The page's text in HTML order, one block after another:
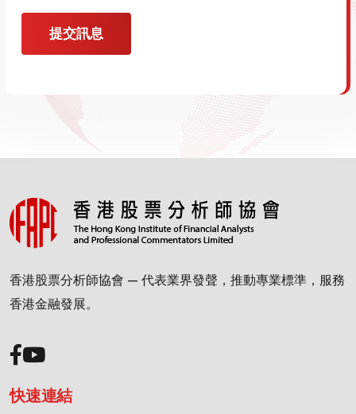
提交訊息
香港股票分析師協會 — 代表業界發聲，推動專業標準，服務
香港金融發展。
快速連結